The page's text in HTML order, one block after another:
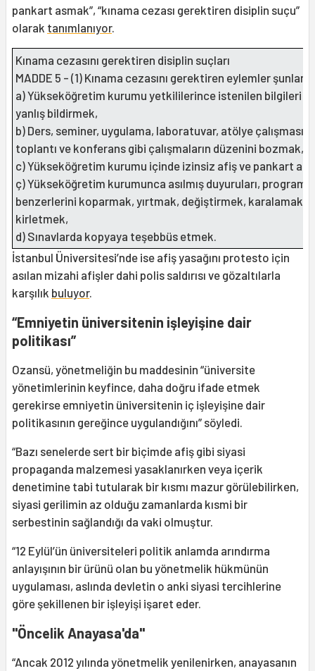
pankart asmak”, “kınama cezası gerektiren disiplin suçu”
olarak tanımlanıyor.
Kınama cezasını gerektiren disiplin suçları
MADDE 5 - (1) Kınama cezasını gerektiren eylemler
a) Yükseköğretim kurumu yetkililerince istenilen bilgileri
yanlış bildirmek,
b) Ders, seminer, uygulama, laboratuvar, atölye çalışması,
toplantı ve konferans gibi çalışmaların düzenini bozmak,
c) Yükseköğretim kurumu içinde izinsiz afiş ve pankart
ç) Yükseköğretim kurumunca asılmış duyuruları, program
benzerlerini koparmak, yırtmak, değiştirmek, karalamak
kirletmek,
d) Sınavlarda kopyaya teşebbüs etmek.
İstanbul Üniversitesi’nde ise afiş yasağını protesto için
asılan mizahi afişler dahi polis saldırısı ve gözaltılarla
karşılık buluyor.
“Emniyetin üniversitenin işleyişine dair
politikası”
Ozansü, yönetmeliğin bu maddesinin “üniversite
yönetimlerinin keyfince, daha doğru ifade etmek
gerekirse emniyetin üniversitenin iç işleyişine dair
politikasının gereğince uygulandığını” söyledi.
“Bazı senelerde sert bir biçimde afiş gibi siyasi
propaganda malzemesi yasaklanırken veya içerik
denetimine tabi tutularak bir kısmı mazur görülebilirken,
siyasi gerilimin az olduğu zamanlarda kısmi bir
serbestinin sağlandığı da vaki olmuştur.
“12 Eylül’ün üniversiteleri politik anlamda arındırma
anlayışının bir ürünü olan bu yönetmelik hükmünün
uygulaması, aslında devletin o anki siyasi tercihlerine
göre şekillenen bir işleyişi işaret eder.
"Öncelik Anayasa'da"
“Ancak 2012 yılında yönetmelik yenilenirken, anayasanın